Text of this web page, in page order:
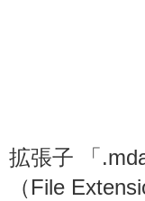
拡張子 「
（File